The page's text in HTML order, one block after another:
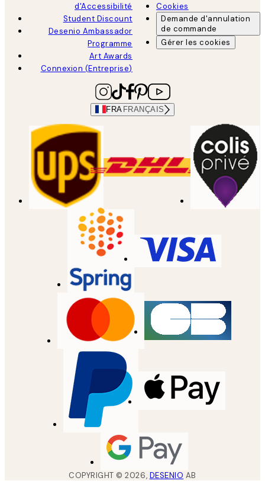
d'Accessibilité
Student Discount
Desenio Ambassador
Programme
Art Awards
Connexion (Entreprise)
Cookies
Demande d'annulation
de commande
Gérer les cookies
FRA FRANÇAIS
COPYRIGHT ©2026, DESENIO AB